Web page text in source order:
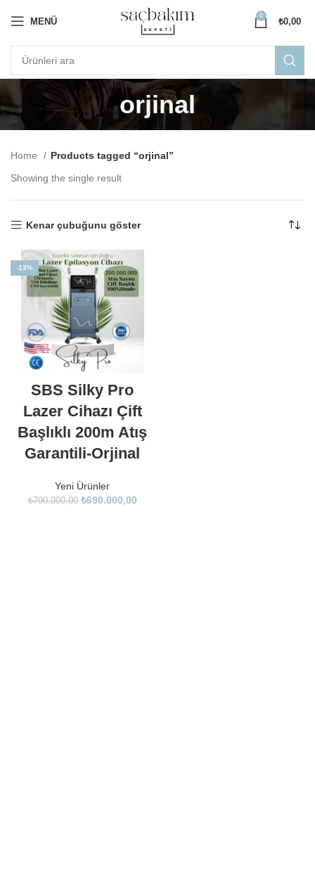
MENÜ
0
₺0,00
orjinal
Home
Products tagged “orjinal”
Showing the single result
Kenar çubuğunu göster
-13%
SBS Silky Pro
Lazer Cihazı Çift
Başlıklı 200m Atış
Garantili-Orjinal
Yeni Ürünler
₺790.000,00 ₺690.000,00